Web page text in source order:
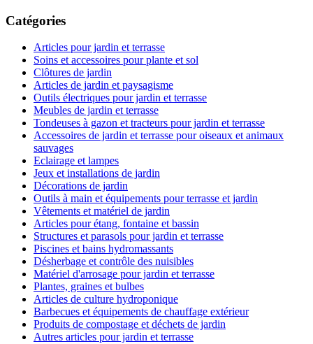
Catégories
Articles pour jardin et terrasse
Soins et accessoires pour plante et sol
Clôtures de jardin
Articles de jardin et paysagisme
Outils électriques pour jardin et terrasse
Meubles de jardin et terrasse
Tondeuses à gazon et tracteurs pour jardin et terrasse
Accessoires de jardin et terrasse pour oiseaux et animaux
sauvages
Eclairage et lampes
Jeux et installations de jardin
Décorations de jardin
Outils à main et équipements pour terrasse et jardin
Vêtements et matériel de jardin
Articles pour étang, fontaine et bassin
Structures et parasols pour jardin et terrasse
Piscines et bains hydromassants
Désherbage et contrôle des nuisibles
Matériel d'arrosage pour jardin et terrasse
Plantes, graines et bulbes
Articles de culture hydroponique
Barbecues et équipements de chauffage extérieur
Produits de compostage et déchets de jardin
Autres articles pour jardin et terrasse